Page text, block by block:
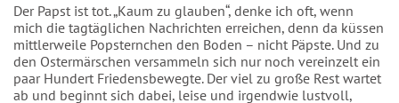
Der Papst ist tot. „Kaum zu glauben“, denke ich oft, wenn
mich die tagtäglichen Nachrichten erreichen, denn da küssen
mittlerweile Popsternchen den Boden – nicht Päpste. Und zu
den Ostermärschen versammeln sich nur noch vereinzelt ein
paar Hundert Friedensbewegte. Der viel zu große Rest wartet
ab und beginnt sich dabei, leise und irgendwie lustvoll,